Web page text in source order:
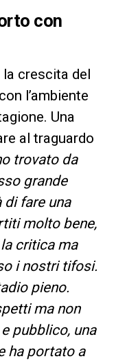
con
crescita del
l’ambiente
Una
al traguardo
trovato da
grande
di fare una
molto bene,
critica ma
i nostri tifosi.
pieno.
ma non
pubblico, una
ha portato a